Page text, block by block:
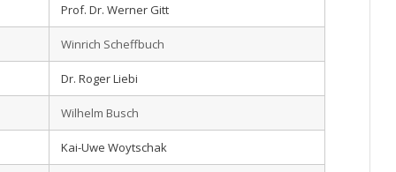
Prof. Dr. Werner Gitt
Winrich Scheffbuch
Dr. Roger Liebi
Wilhelm Busch
Kai-Uwe Woytschak